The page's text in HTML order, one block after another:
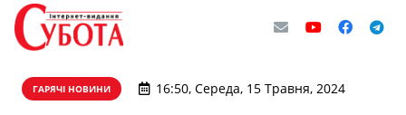
ГАРЯЧІ НОВИНИ 16:50, Середа, 15 Травня, 2024